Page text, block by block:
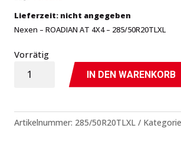
Lieferzeit: nicht angegeben
Nexen – ROADIAN AT 4X4 – 285/50R20TLXL
Vorrätig
ROADIAN
-
285/50R20TLXL
IN DEN WARENKORB
Artikelnummer: 285/50R20TLXL